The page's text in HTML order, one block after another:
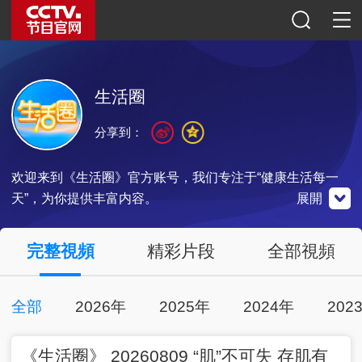
生活圈
欢迎来到《生活圈》官方账号，我们专注于“健康生活每一
天”，为你提供丰富内容。
微信公眾號
掃一掃關注
央視影音
點擊下載
展開
分享到：
完整視頻 精彩片段 全部視頻
全部 2026年 2025年 2024年
《生活圈》 20260809 “肌”不可失 存肌有